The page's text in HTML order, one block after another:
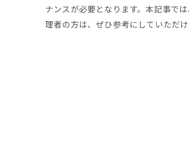
ナンスが必要となります。本記事で
理者の方は、ぜひ参考にしていただ